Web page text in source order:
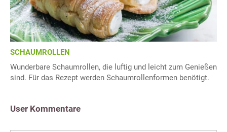
SCHAUMROLLEN
Wunderbare Schaumrollen, die luftig und leicht zum Genießen
sind. Für das Rezept werden Schaumrollenformen benötigt.
User Kommentare